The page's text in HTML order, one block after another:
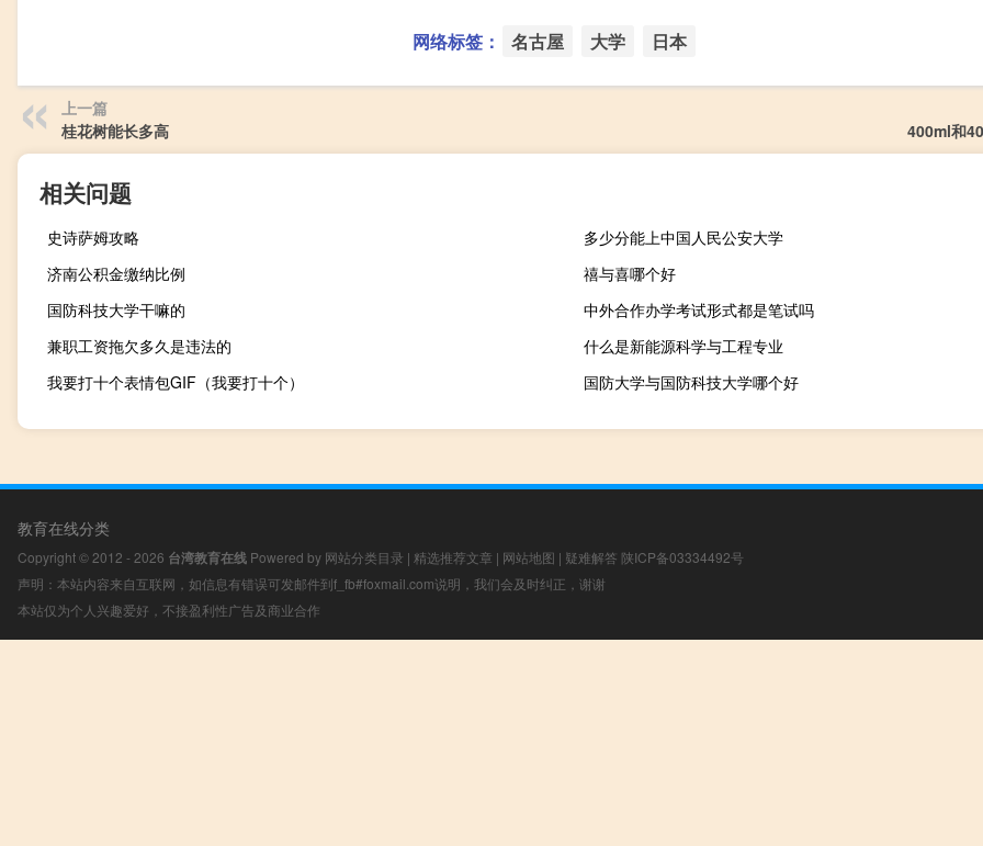
网络标签： 名古屋 大学 日本
上一篇
桂花树能长多高
400ml和
相关问题
史诗萨姆攻略
多少分能上中国人民公安大学
济南公积金缴纳比例
禧与喜哪个好
国防科技大学干嘛的
中外合作办学考试形式都是笔试吗
兼职工资拖欠多久是违法的
什么是新能源科学与工程专业
我要打十个表情包GIF（我要打十个）
国防大学与国防科技大学哪个好
教育在线分类
Copyright © 2012 - 2026 台湾教育在线 Powered by 网站分类目录 | 精选推荐文章 | 网站地图 | 疑难解答 陕ICP备03334492号
声明：本站内容来自互联网，如信息有错误可发邮件到f_fb#foxmail.com说明，我们会及时纠正，谢谢
本站仅为个人兴趣爱好，不接盈利性广告及商业合作